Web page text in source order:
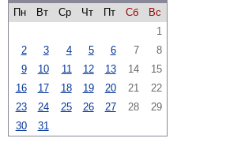
Пн
Вт Ср Чт Пт Сб
Вс
1
2
3 4 5 6 7
8
9
10 11 12 13 14
15
16
17 18 19 20 21
22
23
24 25 26 27 28
29
30
31